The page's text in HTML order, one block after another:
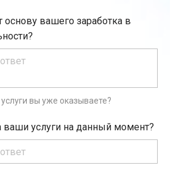
основу вашего заработка в
вы уже оказываете?
услуги на данный момент?